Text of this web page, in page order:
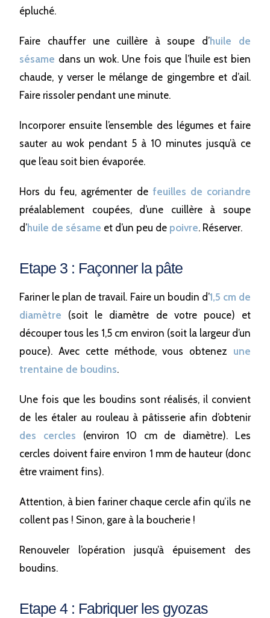
épluché.
Faire chauffer une cuillère à soupe d’huile de
sésame dans un wok. Une fois que l’huile est bien
chaude, y verser le mélange de gingembre et d’ail.
Faire rissoler pendant une minute.
Incorporer ensuite l’ensemble des légumes et faire
sauter au wok pendant 5 à 10 minutes jusqu’à ce
que l’eau soit bien évaporée.
Hors du feu, agrémenter de feuilles de coriandre
préalablement coupées, d’une cuillère à soupe
d’huile de sésame et d’un peu de poivre. Réserver.
Etape 3 : Façonner la pâte
Fariner le plan de travail. Faire un boudin d’1,5 cm de
diamètre
(soit le diamètre de votre pouce) et
découper tous les 1,5 cm environ (soit la largeur d’un
pouce). Avec cette méthode, vous obtenez une
trentaine de boudins.
Une fois que les boudins sont réalisés, il convient
de les étaler au rouleau à pâtisserie afin d’obtenir
des cercles
(environ 10 cm de diamètre). Les
cercles doivent faire environ 1 mm de hauteur (donc
être vraiment fins).
Attention, à bien fariner chaque cercle afin qu’ils ne
collent pas ! Sinon, gare à la boucherie !
Renouveler l’opération jusqu’à épuisement des
boudins.
Etape 4 : Fabriquer les gyozas